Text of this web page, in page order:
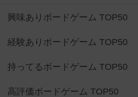
興味ありボードゲーム TOP50
経験ありボードゲーム TOP50
持ってるボードゲーム TOP50
高評価ボードゲーム TOP50